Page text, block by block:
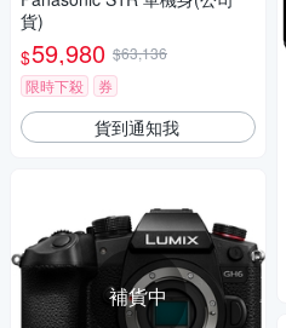
貨)
$59,980 $63,136
限時下殺
券
貨到通知我
補貨中